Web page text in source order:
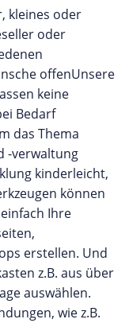
kleines oder
oder
offenUnsere
keine
Bedarf
das Thema
-verwaltung
kinderleicht,
können
Ihre
erstellen. Und
z.B. aus über
auswählen.
wie z.B.